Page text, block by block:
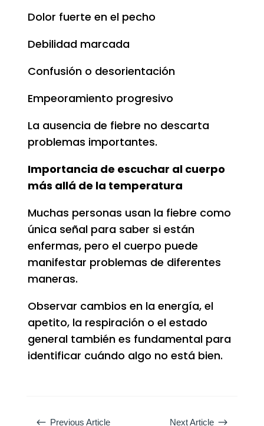
Dolor fuerte en el pecho
Debilidad marcada
Confusión o desorientación
Empeoramiento progresivo
La ausencia de fiebre no descarta
problemas importantes.
Importancia de escuchar al cuerpo
más allá de la temperatura
Muchas personas usan la fiebre como
única señal para saber si están
enfermas, pero el cuerpo puede
manifestar problemas de diferentes
maneras.
Observar cambios en la energía, el
apetito, la respiración o el estado
general también es fundamental para
identificar cuándo algo no está bien.
# Previous Article Next Article $